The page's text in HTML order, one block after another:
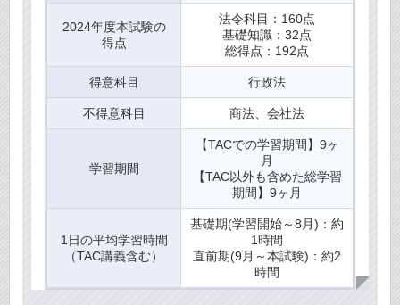
2024年度本試験の
得点
法令科目：160点
基礎知識：32点
総得点：192点
得意科目 行政法
不得意科目 商法、会社法
学習期間
【TACでの学習期間】9ヶ
月
【TAC以外も含めた総学習
期間】9ヶ月
1日の平均学習時間
（TAC講義含む）
基礎期(学習開始～8月)：約
1時間
直前期(9月～本試験)：約2
時間